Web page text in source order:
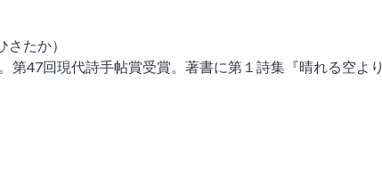
たか）
第47回現代詩手帖賞受賞。著書に第１詩集『晴れる空より